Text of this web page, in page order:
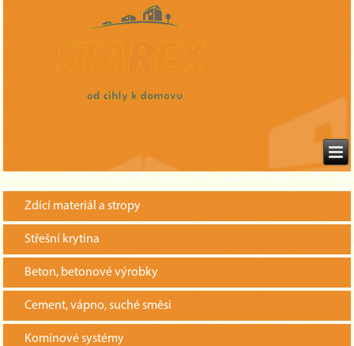
Zdící materiál a stropy
Střešní krytina
Beton, betonové výrobky
Cement, vápno, suché směsi
Komínové systémy